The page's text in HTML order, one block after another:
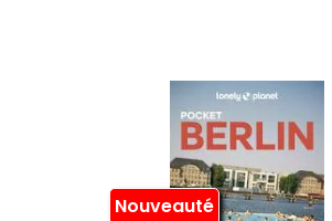
Nouveauté